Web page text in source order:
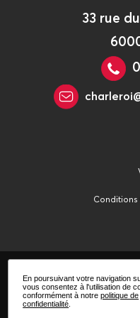
33 rue
Conditions
En poursuivant votre navigation
vous consentez à l'utilisation de
conformément à notrepolitique de
confidentialité